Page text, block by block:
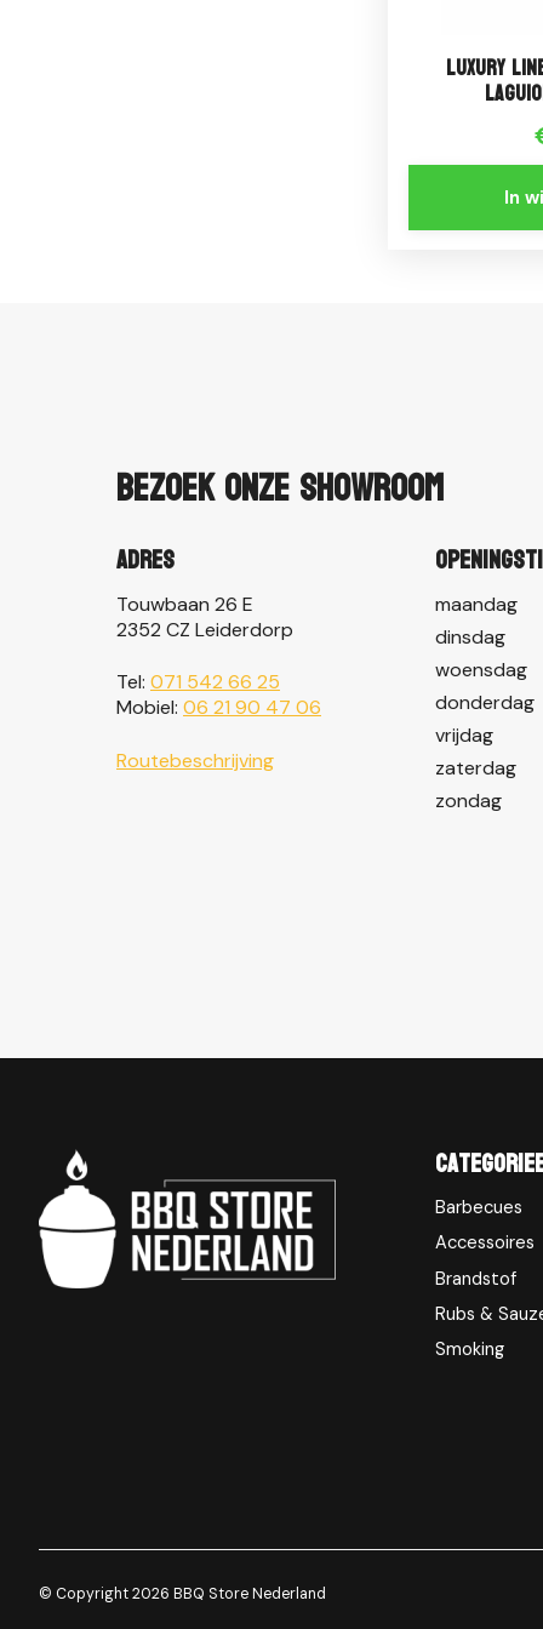
Luxury
In
Bezoek onze showroom
Adres
Touwbaan 26 E
2352 CZ Leiderdorp
Tel: 071 542 66 25
Mobiel: 06 21 90 47 06
Routebeschrijving
maandag
dinsdag
woensdag
donderdag
vrijdag
zaterdag
zondag
Barbecues
Accessoires
Brandstof
Rubs &
Smoking
© Copyright 2026 BBQ Store Nederland